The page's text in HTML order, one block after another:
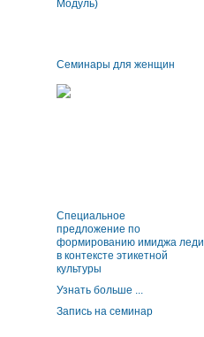
Модуль)
Семинары для женщин
Специальное
предложение по
формированию имиджа леди
в контексте этикетной
культуры
Узнать больше ...
Запись на семинар